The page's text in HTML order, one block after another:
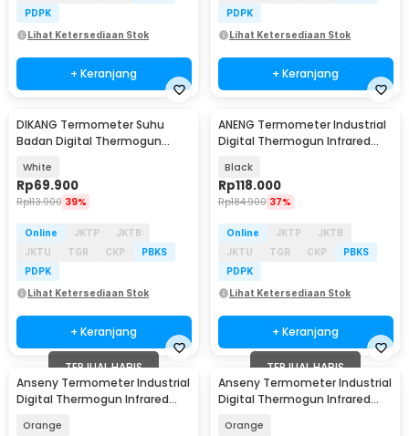
PDPK
Lihat Ketersediaan Stok
+ Keranjang
PDPK
Lihat Ketersediaan Stok
+ Keranjang
DIKANG Termometer Suhu
Badan Digital Thermogun
White
Rp69.900
Rp113.900 39%
Online JKTP
JKTB
JKTU
TGR CKP
PBKS
PDPK
Lihat Ketersediaan Stok
+ Keranjang
ANENG Termometer Industrial
Digital Thermogun Infrared
Black
Rp118.000
Rp184.900 37%
Online JKTP
JKTB
JKTU
TGR CKP
PBKS
PDPK
Lihat Ketersediaan Stok
+ Keranjang
TERJUAL HABIS
Anseny Termometer Industrial
Digital Thermogun Infrared
Orange
TERJUAL HABIS
Anseny Termometer Industrial
Digital Thermogun Infrared
Orange